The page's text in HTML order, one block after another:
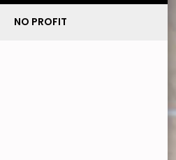
NO PROFIT